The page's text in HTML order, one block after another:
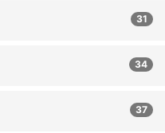
31
34
37